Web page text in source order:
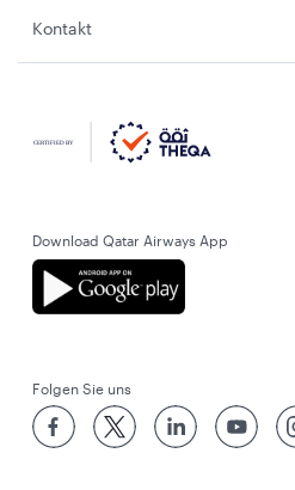
Kontakt
Download Qatar Airways App
Folgen Sie uns